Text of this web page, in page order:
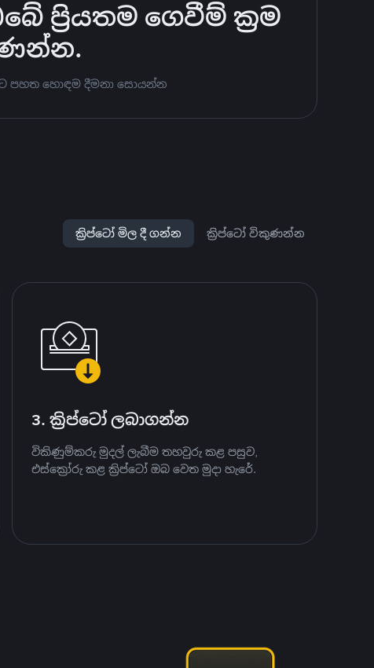
ප්‍රියතම ගෙවීම් ක්‍රම
පහත හොඳම දීමනා සොයන්න
ක්‍රිප්ටෝ මිල දී ගන්න ක්‍රිප්ටෝ විකුණන්න
3. ක්‍රිප්ටෝ ලබාගන්න
විකිණුම්කරු මුදල් ලැබීම තහවුරු කළ පසුව,
එස්ක්‍රෝරු කළ ක්‍රිප්ටෝ ඔබ වෙත මුදා හැරේ.